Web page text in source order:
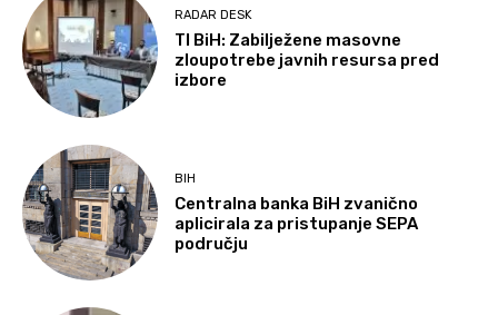
RADAR DESK
TI BiH: Zabilježene masovne
zloupotrebe javnih resursa pred
izbore
BIH
Centralna banka BiH zvanično
aplicirala za pristupanje SEPA
području